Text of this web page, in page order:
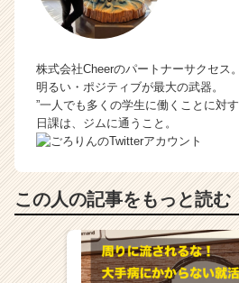
株式会社Cheerのパートナーサクセス。
明るい・ポジティブが最大の武器。
”一人でも多くの学生に働くことに対
日課は、ジムに通うこと。
この人の記事をもっと読む